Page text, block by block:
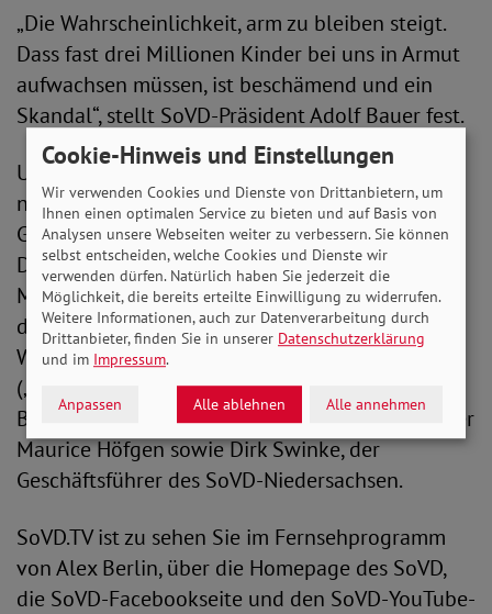
„Die Wahrscheinlichkeit, arm zu bleiben steigt.
Dass fast drei Millionen Kinder bei uns in Armut
aufwachsen müssen, ist beschämend und ein
Skandal“, stellt SoVD-Präsident Adolf Bauer fest.
Um diese Entwicklungen geht es bei der
nächsten Ausgabe von SoVD.TV am 8. Juni. Zu
Gast sind dazu ausgewiesen Experten. An der
Diskussion beteiligen sich Prof Dr. Achim Truger,
Mitglied des Sachverständigenrates und einer
der fünf „Wirtschaftsweisen“, der bekannten
Wirtschafts-Podcaster Wolfgang M. Schmitt
(„Wohlstand für Alle“), der erfolgreiche
Buchautor und Finanz- und Wirtschaftsinfluencer
Maurice Höfgen sowie Dirk Swinke, der
Geschäftsführer des SoVD-Niedersachsen.
SoVD.TV ist zu sehen Sie im Fernsehprogramm
von Alex Berlin, über die Homepage des SoVD,
die SoVD-Facebookseite und den SoVD-YouTube-
Cookie-Hinweis und Einstellungen
Wir verwenden Cookies und Dienste von Drittanbietern, um
Ihnen einen optimalen Service zu bieten und auf Basis von
Analysen unsere Webseiten weiter zu verbessern. Sie können
selbst entscheiden, welche Cookies und Dienste wir
verwenden dürfen. Natürlich haben Sie jederzeit die
Möglichkeit, die bereits erteilte Einwilligung zu widerrufen.
Weitere Informationen, auch zur Datenverarbeitung durch
Drittanbieter, finden Sie in unserer Datenschutzerklärung
und im Impressum.
Anpassen Alle ablehnen Alle annehmen